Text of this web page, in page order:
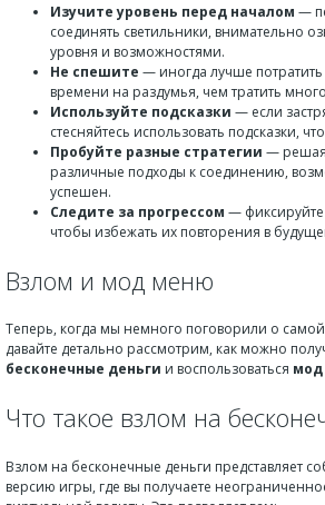
Изучите уровень перед началом —
соединять светильники, внимательно
уровня и возможностями.
Не спешите — иногда лучше
времени на раздумья, чем тратить
Используйте подсказки — если
стесняйтесь использовать подсказки,
Пробуйте разные стратегии — решая
различные подходы к соединению,
успешен.
Следите за прогрессом —
чтобы избежать их повторения в
Взлом и мод меню
Теперь, когда мы немного поговорили о
давайте детально рассмотрим, как можно
бесконечные деньги и воспользоваться
Что такое взлом на
Взлом на бесконечные деньги представляет
версию игры, где вы получаете